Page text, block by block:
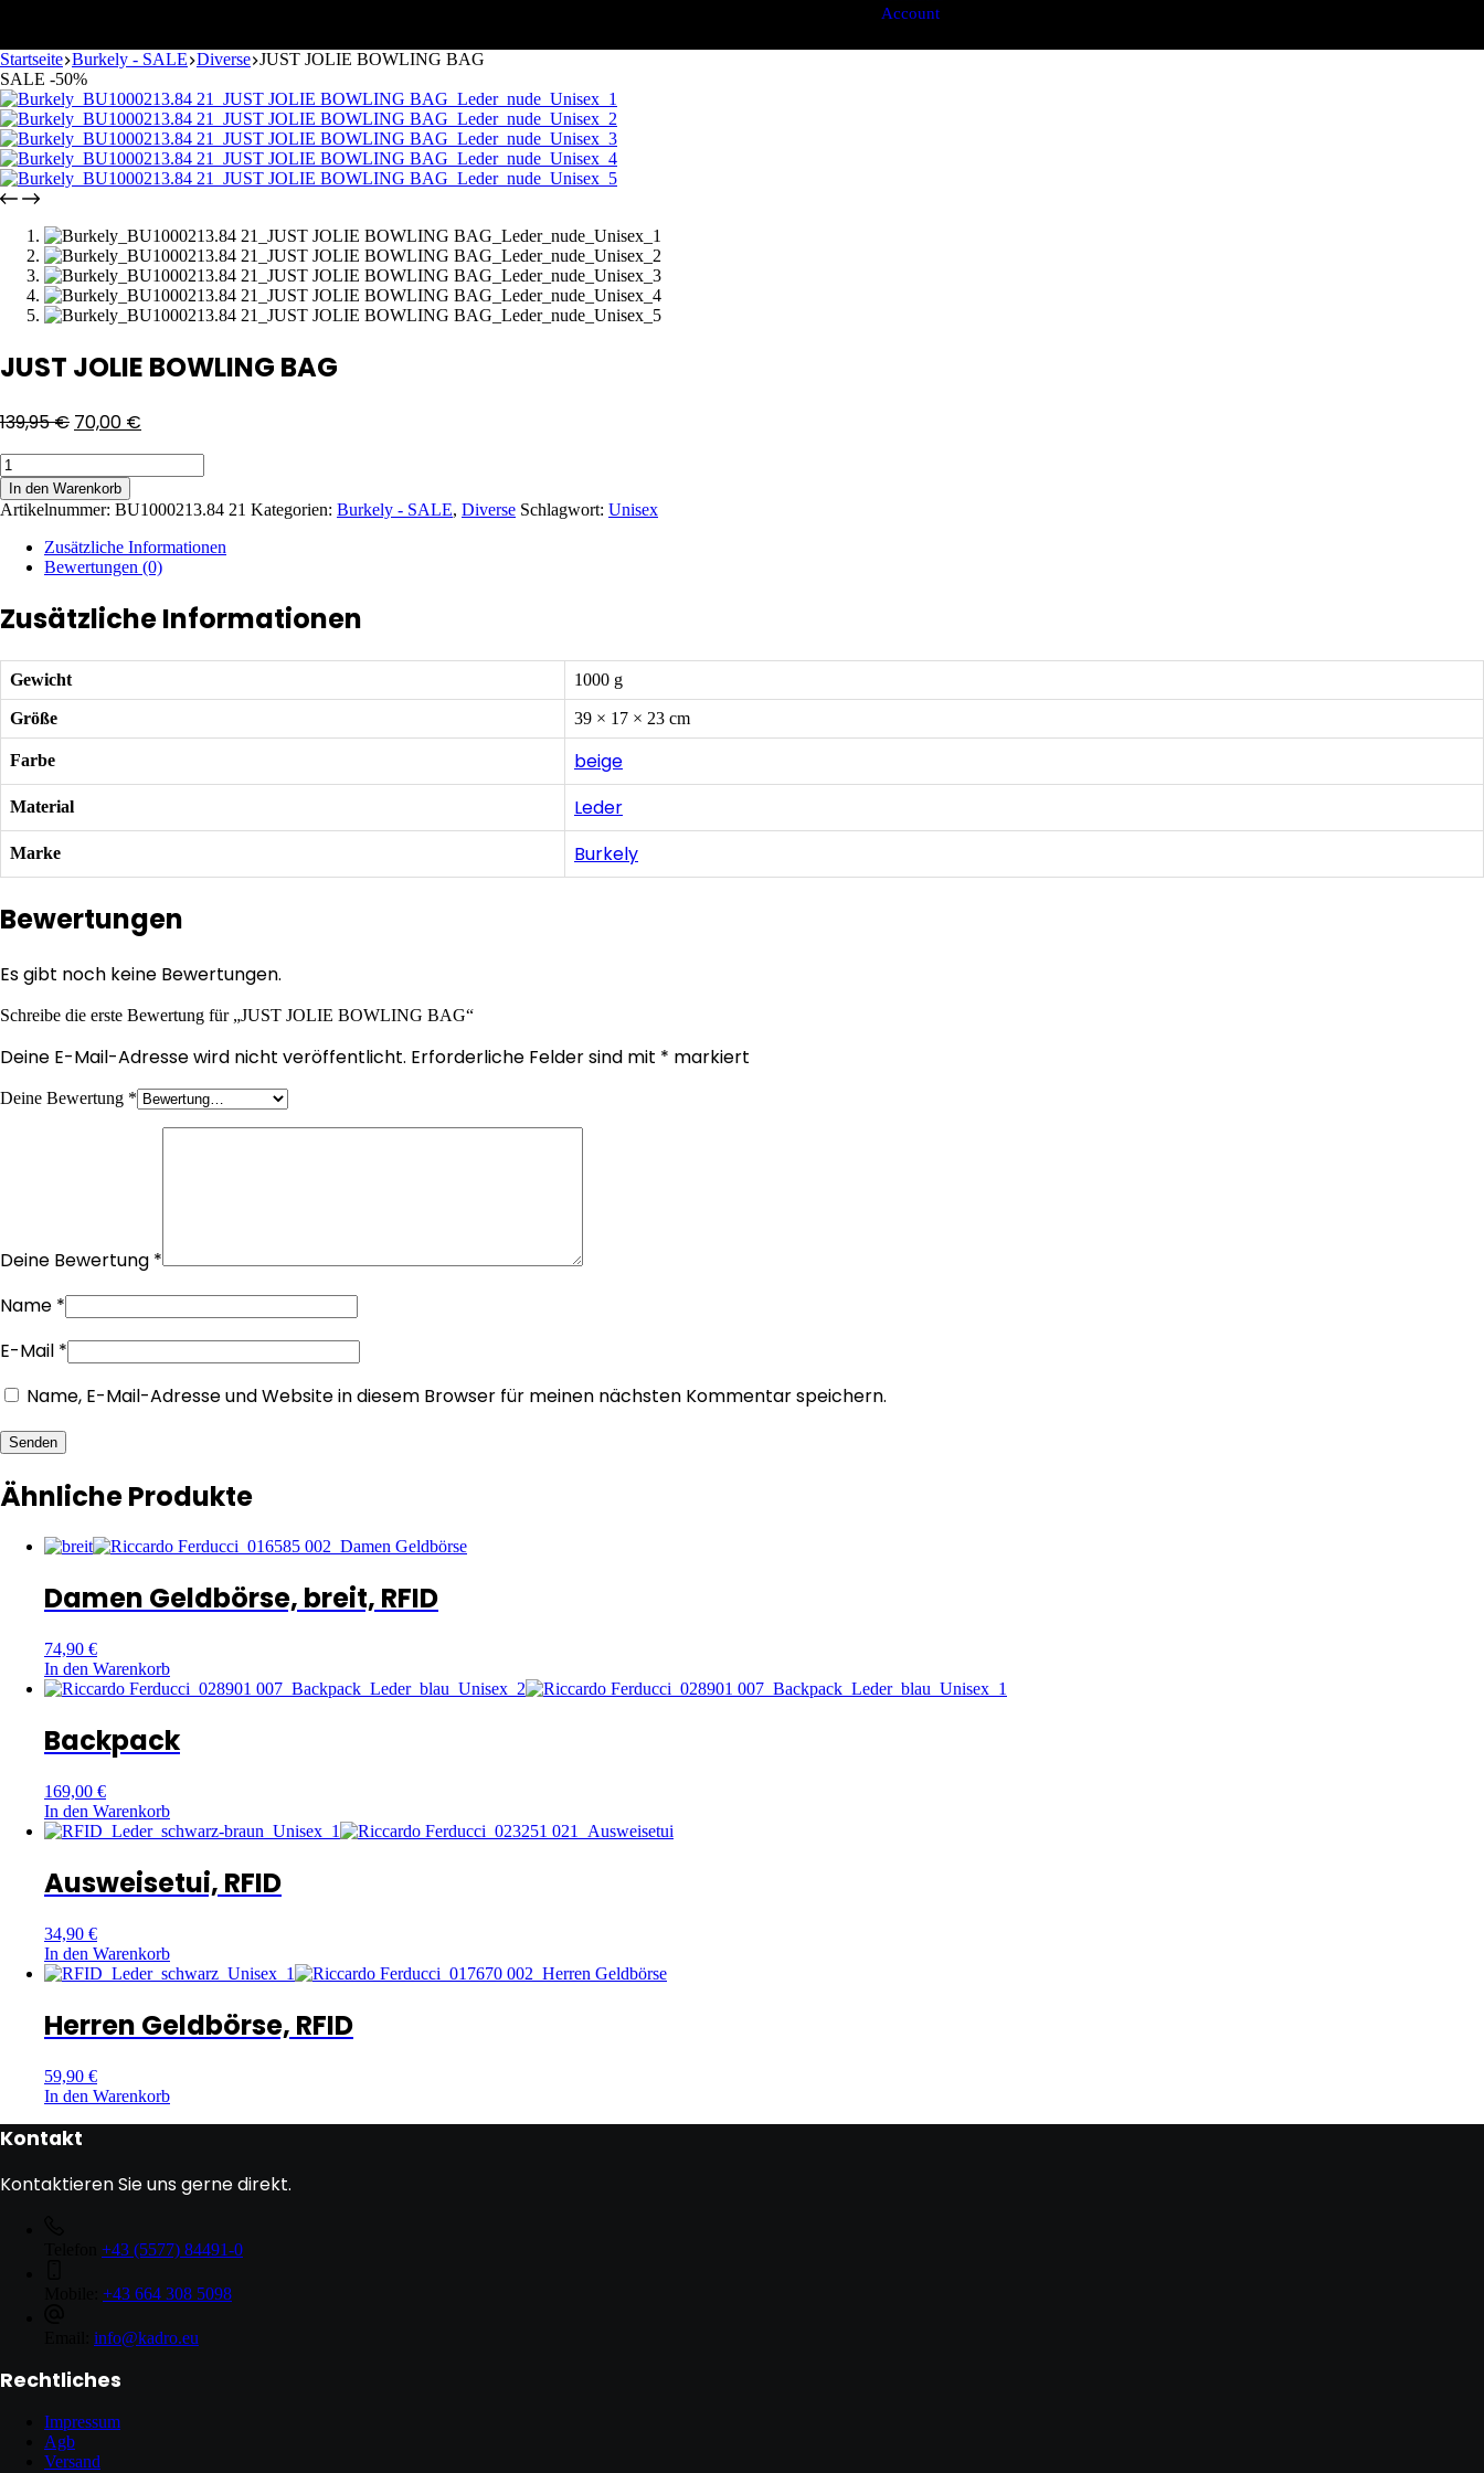
Account
Startseite Burkely - SALE Diverse JUST JOLIE BOWLING BAG
SALE -50%
JUST JOLIE BOWLING BAG
139,95€ 70,00 €
In den Warenkorb
Artikelnummer: BU1000213.84 21 Kategorien: Burkely - SALE, Diverse Schlagwort: Unisex
Zusätzliche Informationen
Bewertungen (0)
Zusätzliche Informationen
Gewicht 1000 g
Größe 39 × 17 × 23 cm
Farbe beige
Material Leder
Marke Burkely
Bewertungen
Es gibt noch keine Bewertungen.
Schreibe die erste Bewertung für „JUST JOLIE BOWLING BAG“
Deine E-Mail-Adresse wird nicht veröffentlicht. Erforderliche Felder sind mit * markiert
Deine Bewertung *
Deine Bewertung *
Name *
E-Mail *
Name, E-Mail-Adresse und Website in diesem Browser für meinen nächsten Kommentar speichern.
Senden
Ähnliche Produkte
Damen Geldbörse, breit, RFID
74,90 €
In den Warenkorb
Backpack
169,00 €
In den Warenkorb
Ausweisetui, RFID
34,90 €
In den Warenkorb
Herren Geldbörse, RFID
59,90 €
In den Warenkorb
Kontakt
Kontaktieren Sie uns gerne direkt.
+43 (5577) 84491-0
+43 664 308 5098
info@kadro.eu
Rechtliches
Impressum
Agb
Versand